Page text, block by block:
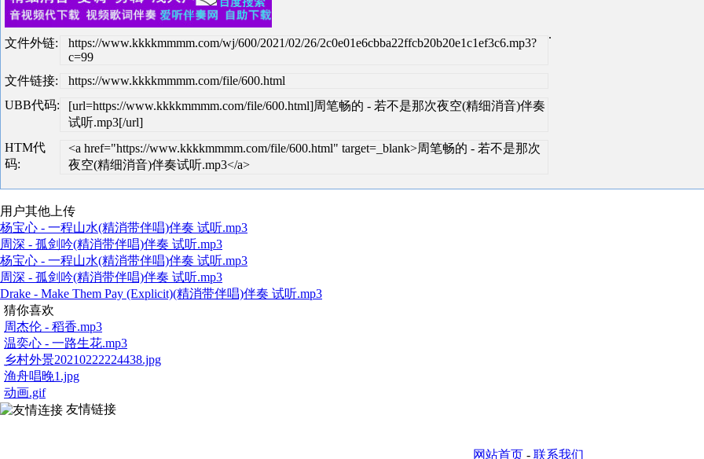
文件外链:
https://www.kkkkmmmm.com/wj/600/2021/02/26/2c0e01e6cbba22ffcb20b20e1c1ef3c6.mp3?
c=99
文件链接:
https://www.kkkkmmmm.com/file/600.html
UBB代码:
[url=https://www.kkkkmmmm.com/file/600.html]周笔畅的 - 若不是那次夜空(精细消音)伴奏
试听.mp3[/url]
HTM代
码:
<a href="https://www.kkkkmmmm.com/file/600.html" target=_blank>周笔畅的 - 若不是那次
夜空(精细消音)伴奏试听.mp3</a>
.
用户其他上传
杨宝心 - 一程山水(精消带伴唱)伴奏 试听.mp3
周深 - 孤剑吟(精消带伴唱)伴奏 试听.mp3
杨宝心 - 一程山水(精消带伴唱)伴奏 试听.mp3
周深 - 孤剑吟(精消带伴唱)伴奏 试听.mp3
Drake - Make Them Pay (Explicit)(精消带伴唱)伴奏 试听.mp3
猜你喜欢
周杰伦 - 稻香.mp3
温奕心 - 一路生花.mp3
乡村外景20210222224438.jpg
渔舟唱晚1.jpg
动画.gif
友情链接
网站首页- 联系我们